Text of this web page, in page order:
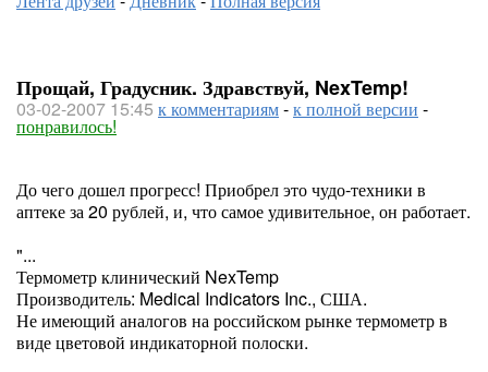
Прощай, Градусник. Здравствуй, NexTemp!
03-02-2007 15:45 к комментариям-к полной версии -
понравилось!
До чего дошел прогресс! Приобрел это чудо-техники в
аптеке за 20 рублей, и, что самое удивительное, он работает.
"...
Термометр клинический NexTemp
Производитель: Medical Indicators Inc., США.
Не имеющий аналогов на российском рынке термометр в
виде цветовой индикаторной полоски.